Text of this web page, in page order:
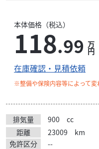
本体価格（税込）
118.99 万
円
在庫確認・見積依頼
※整備や保険内容等によって
排気量 900 cc
距離
23009 km
免許区分
--